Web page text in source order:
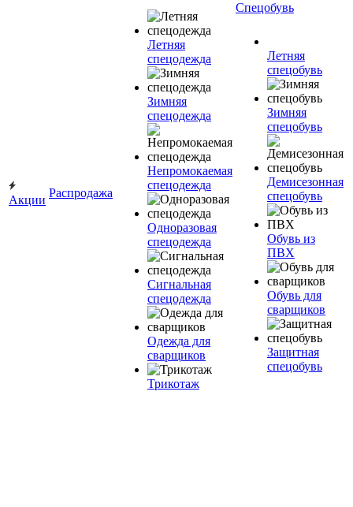
Акции
Распродажа
Летняя
спецодежда
Зимняя
спецодежда
Непромокаемая
спецодежда
Одноразовая
спецодежда
Сигнальная
спецодежда
Одежда для
сварщиков
Трикотаж
Спецобувь
Летняя
спецобувь
Зимняя
спецобувь
Демисезонная
спецобувь
Обувь из
ПВХ
Обувь для
сварщиков
Защитная
спецобувь